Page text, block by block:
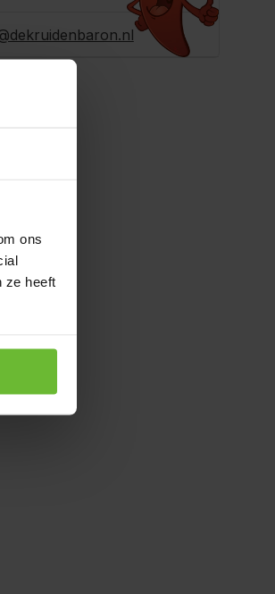
ons
ze heeft